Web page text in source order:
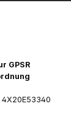
GPSR